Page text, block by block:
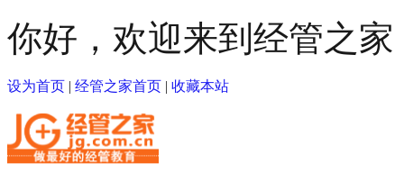
你好，欢迎来到经管之家
设为首页 | 经管之家首页 | 收藏本站